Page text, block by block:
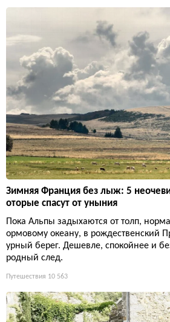
Зимняя Франция без лыж: 5
оторые спасут от уныния
Пока Альпы задыхаются от толп,
ормовому океану, в рождественский
урный берег. Дешевле, спокойнее и
родный след.
Путешествия 10 563